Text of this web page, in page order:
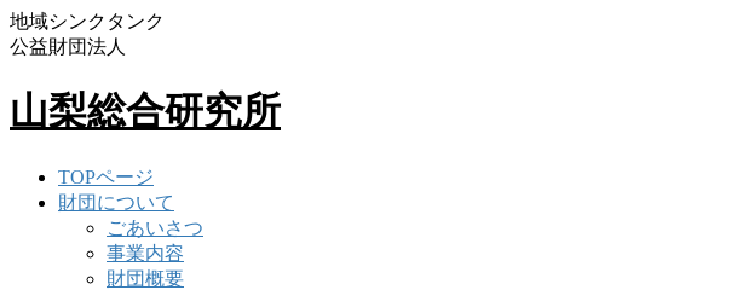
地域シンクタンク
公益財団法人
山梨総合研究所
TOPページ
財団について
ごあいさつ
事業内容
財団概要